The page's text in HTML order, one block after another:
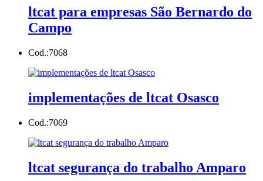
ltcat para empresas São Bernardo do
Campo
Cod.:7068
implementações de ltcat Osasco
Cod.:7069
ltcat segurança do trabalho Amparo